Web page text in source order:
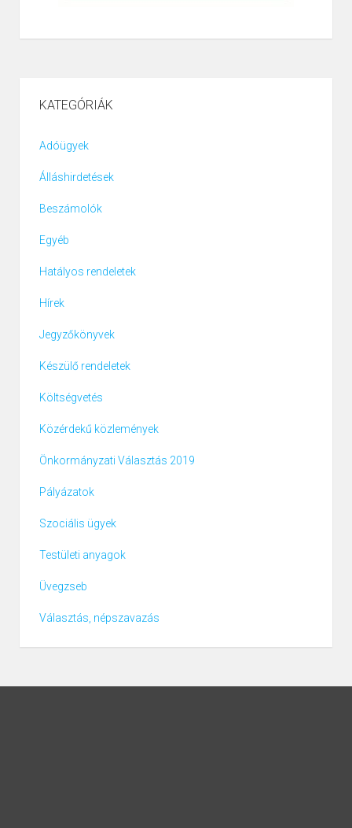
KATEGÓRIÁK
Adóügyek
Álláshirdetések
Beszámolók
Egyéb
Hatályos rendeletek
Hírek
Jegyzőkönyvek
Készülő rendeletek
Költségvetés
Közérdekű közlemények
Önkormányzati Választás 2019
Pályázatok
Szociális ügyek
Testületi anyagok
Üvegzseb
Választás, népszavazás